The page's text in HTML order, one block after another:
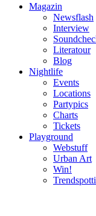
Magazin
Newsflash
Interview
Literatour
Blog
Nightlife
Events
Locations
Partypics
Charts
Tickets
Playground
Webstuff
Urban Art
Win!